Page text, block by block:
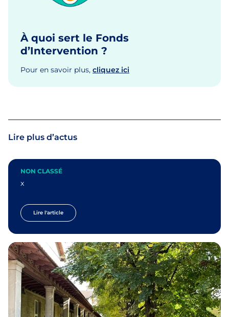
À quoi sert le Fonds
d’Intervention ?
Pour en savoir plus, cliquez ici
Lire plus d’actus
NON CLASSÉ
x
Lire l'article